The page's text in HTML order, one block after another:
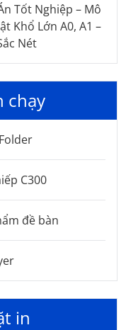
Tốt Nghiệp – Mô
Khổ Lớn A0, A1 –
Nét
chạy
C300
đề bàn
in